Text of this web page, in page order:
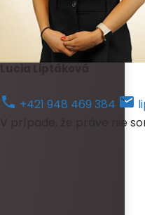
+421 948 469 384
V prípade, že práve nie